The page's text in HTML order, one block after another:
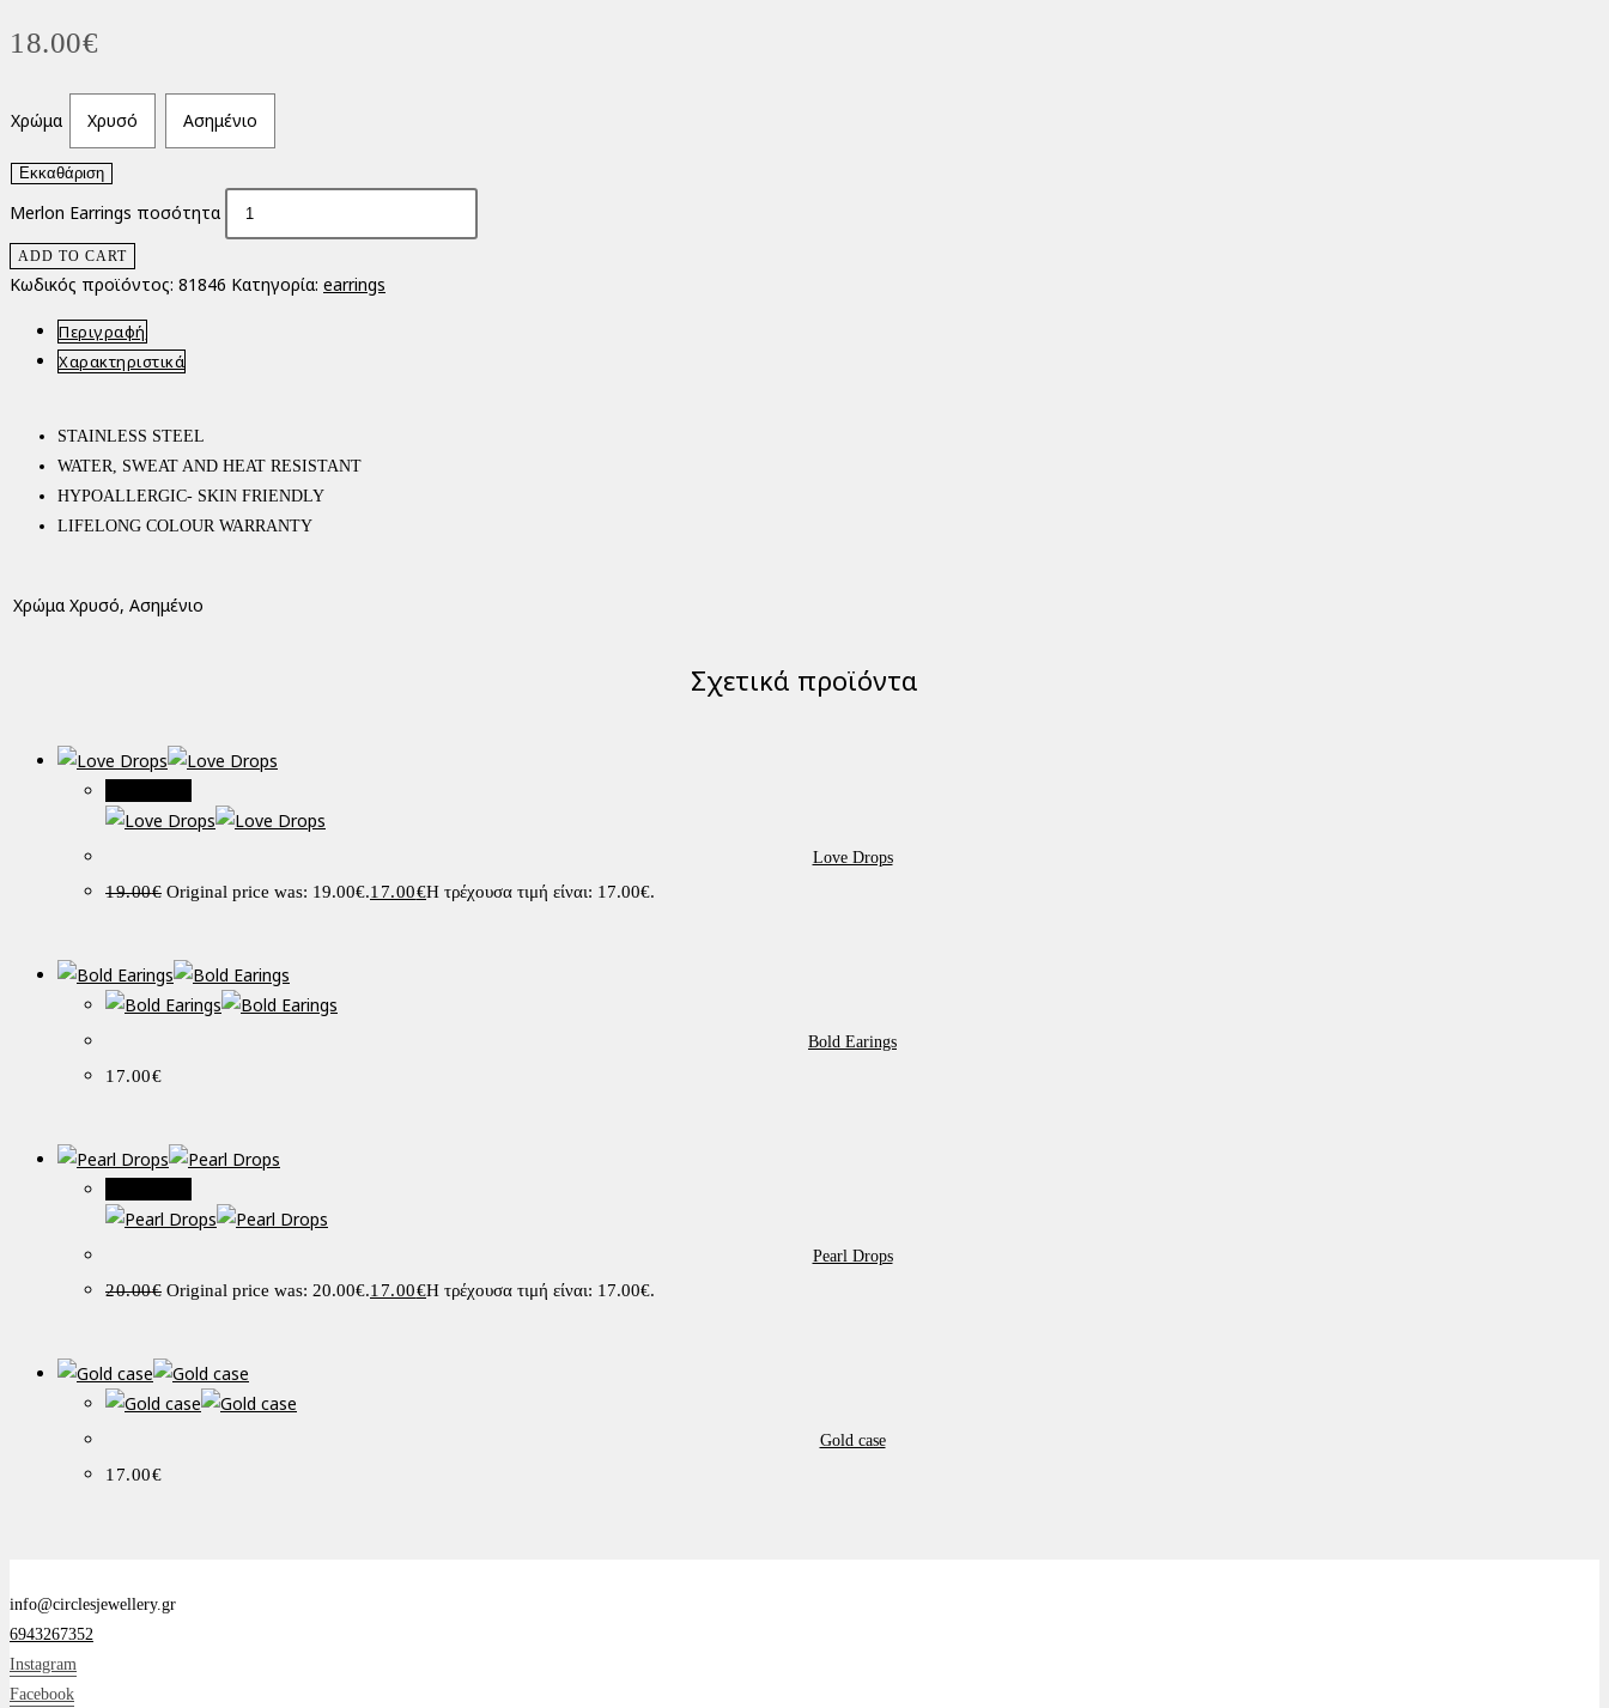
18.00€
Χρώμα Χρυσό Ασημένιο
Εκκαθάριση
Merlon Earrings ποσότητα
ADD TO CART
Κωδικός προϊόντος: 81846 Κατηγορία: earrings
Περιγραφή
Χαρακτηριστικά
STAINLESS STEEL
WATER, SWEAT AND HEAT RESISTANT
HYPOALLERGIC- SKIN FRIENDLY
LIFELONG COLOUR WARRANTY
Χρώμα Χρυσό, Ασημένιο
Σχετικά προϊόντα
Love Drops
19.00€ Original price was: 19.00€.17.00€Η τρέχουσα τιμή είναι: 17.00€.
Bold Earings
17.00€
Pearl Drops
20.00€ Original price was: 20.00€.17.00€Η τρέχουσα τιμή είναι: 17.00€.
Gold case
17.00€
info@circlesjewellery.gr
6943267352
Instagram
Facebook